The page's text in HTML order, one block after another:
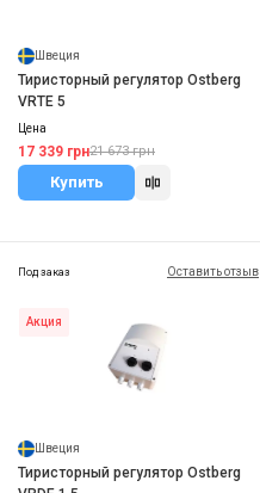
Швеция
Тиристорный регулятор Ostberg
VRTE 5
Цена
17 339 грн21 673 грн
Купить
Под заказ Оставить отзыв
Акция
Швеция
Тиристорный регулятор Ostberg